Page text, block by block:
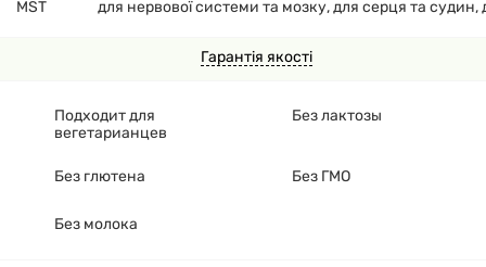
Гарантія якості
Подходит для
вегетарианцев
Без лактозы
Без глютена Без ГМО
Без молока
MST для нервової системи та мозку, для серця та судин,